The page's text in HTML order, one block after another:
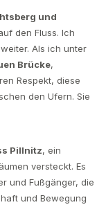
und
den Fluss. Ich
Als ich unter
Brücke,
Respekt, diese
den Ufern. Sie
Pillnitz, ein
versteckt. Es
und Fußgänger, die
und Bewegung